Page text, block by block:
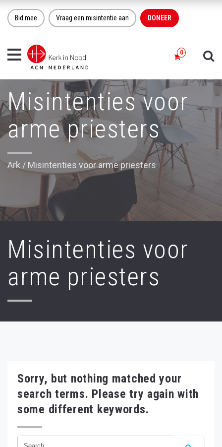
Bid mee Vraag een misintentie aan DONEER
Toggle
navigation
Misintenties voor
arme priesters
Ark / Misintenties voor arme priesters
Misintenties voor
arme priesters
Sorry, but nothing matched your
search terms. Please try again with
some different keywords.